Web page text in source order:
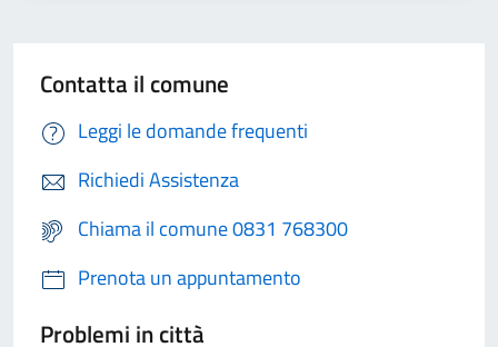
Contatta il comune
Leggi le domande frequenti
Richiedi Assistenza
Chiama il comune 0831 768300
Prenota un appuntamento
Problemi in città